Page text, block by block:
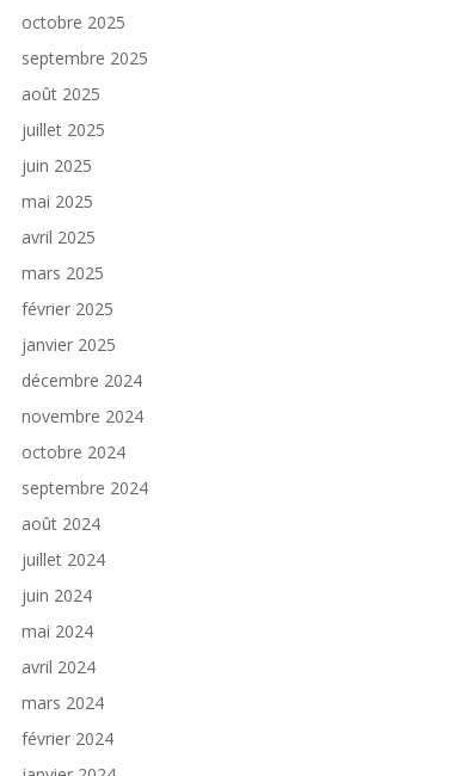
octobre 2025
septembre 2025
août 2025
juillet 2025
juin 2025
mai 2025
avril 2025
mars 2025
février 2025
janvier 2025
décembre 2024
novembre 2024
octobre 2024
septembre 2024
août 2024
juillet 2024
juin 2024
mai 2024
avril 2024
mars 2024
février 2024